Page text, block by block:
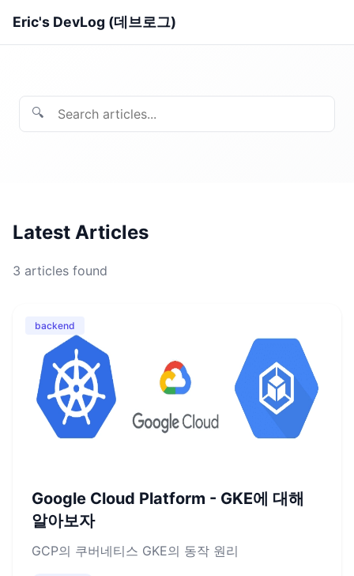
Eric's DevLog (데브로그)
🔍
Latest Articles
3 articles found
backend
Google Cloud Platform - GKE에 대해
알아보자
GCP의 쿠버네티스 GKE의 동작 원리